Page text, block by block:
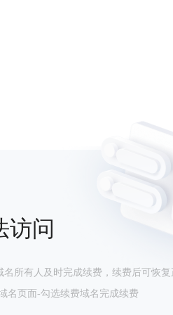
访问
所有人及时完成续费，续费后可恢复
名页面-勾选续费域名完成续费